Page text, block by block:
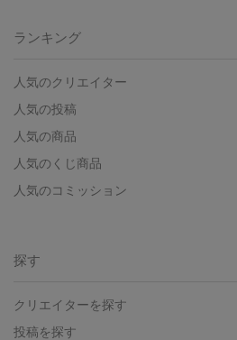
ランキング
人気のクリエイター
人気の投稿
人気の商品
人気のくじ商品
人気のコミッション
探す
クリエイターを探す
投稿を探す